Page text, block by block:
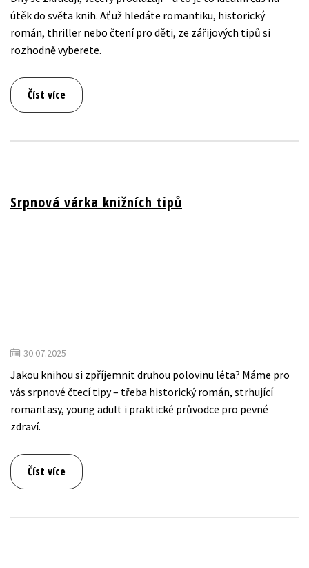
útěk do světa knih. Ať už hledáte romantiku, historický
román, thriller nebo čtení pro děti, ze zářijových tipů si
rozhodně vyberete.
Číst více
Srpnová várka knižních tipů
30.07.2025
Jakou knihou si zpříjemnit druhou polovinu léta? Máme pro
vás srpnové čtecí tipy – třeba historický román, strhující
romantasy, young adult i praktické průvodce pro pevné
zdraví.
Číst více